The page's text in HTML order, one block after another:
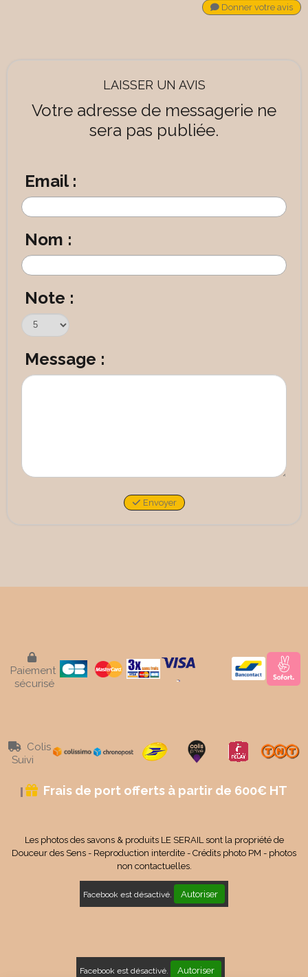
Donner votre avis
LAISSER UN AVIS
Votre adresse de messagerie ne
sera pas publiée.
Email :
Nom :
Note :
Message :
Envoyer

Paiement
sécurisé

Colis
Suivi
 Frais de port offerts à partir de 600€ HT
Les photos des savons & produits LE SERAIL sont la propriété de
Douceur des Sens - Reproduction interdite - Crédits photo PM - photos
non contactuelles.
Facebook est désactivé. Autoriser
Facebook est désactivé. Autoriser